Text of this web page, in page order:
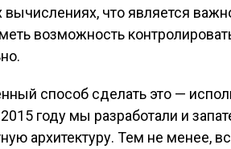
вычислениях, что является
возможность
способ сделать это —
году мы разработали и
архитектуру. Тем не менее,